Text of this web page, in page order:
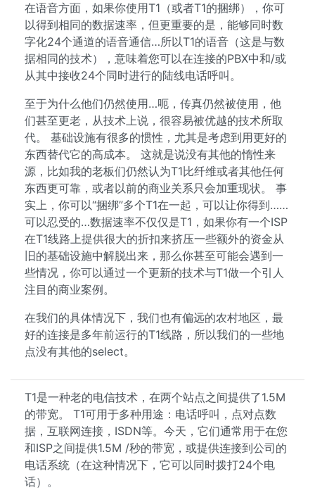
在语音方面，如果你使用T1（或者T1的捆绑），你可
以得到相同的数据速率，但更重要的是，能够同时数
字化24个通道的语音通信…所以T1的语音（这是与数
据相同的技术），意味着您可以在连接的PBX中和/或
从其中接收24个同时进行的陆线电话呼叫。
至于为什么他们仍然使用…呃，传真仍然被使用，他
们甚至更老，从技术上说，很容易被优越的技术所取
代。 基础设施有很多的惯性，尤其是考虑到用更好的
东西替代它的高成本。 这就是说没有其他的惰性来
源，比如我的老板们仍然认为T1比纤维或者其他任何
东西更可靠，或者以前的商业关系只会加重现状。 事
实上，你可以“捆绑”多个T1在一起，可以让你得到……
可以忍受的…数据速率不仅仅是T1，如果你有一个ISP
在T1线路上提供很大的折扣来挤压一些额外的资金从
旧的基础设施中解脱出来，那么你甚至可能会遇到一
些情况，你可以通过一个更新的技术与T1做一个引人
注目的商业案例。
在我们的具体情况下，我们也有偏远的农村地区，最
好的连接是多年前运行的T1线路，所以我们的一些地
点没有其他的select。
T1是一种老的电信技术，在两个站点之间提供了1.5M
的带宽。 T1可用于多种用途：电话呼叫，点对点数
据，互联网连接，ISDN等。今天，它们通常用于在您
和ISP之间提供1.5M /秒的带宽，或提供连接到公司的
电话系统（在这种情况下，它可以同时拨打24个电
话）。